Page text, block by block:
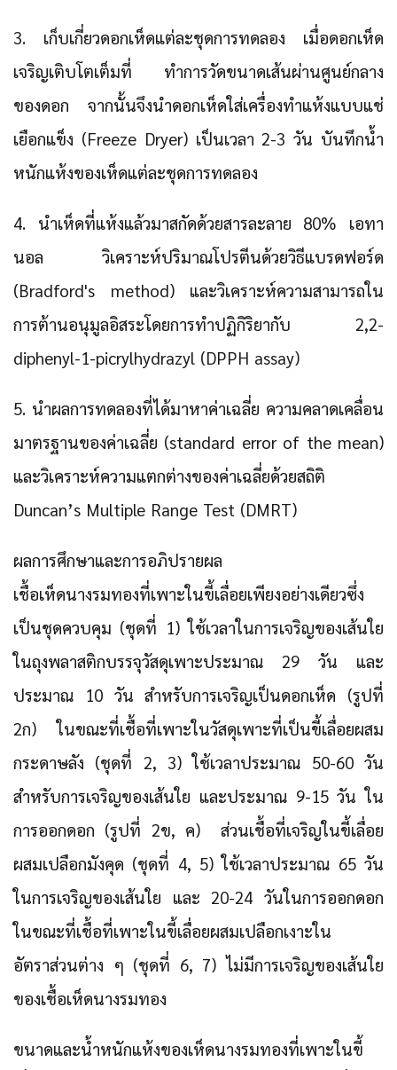
3. เก็บเกี่ยวดอกเห็ดแต่ละชุดการทดลอง เมื่อดอกเห็ด
เจริญเติบโตเต็มที่ ทำการวัดขนาดเส้นผ่านศูนย์กลาง
ของดอก จากนั้นจึงนำดอกเห็ดใส่เครื่องทำแห้งแบบแช่
เยือกแข็ง (Freeze Dryer) เป็นเวลา 2-3 วัน บันทึกน้ำ
หนักแห้งของเห็ดแต่ละชุดการทดลอง
4. นำเห็ดที่แห้งแล้วมาสกัดด้วยสารละลาย 80% เอทา
นอล วิเคราะห์ปริมาณโปรตีนด้วยวิธีแบรดฟอร์ด
(Bradford's method) และวิเคราะห์ความสามารถใน
การต้านอนุมูลอิสระโดยการทำปฏิกิริยากับ 2,2-
diphenyl-1-picrylhydrazyl (DPPH assay)
5. นำผลการทดลองที่ได้มาหาค่าเฉลี่ย ความคลาดเคลื่อน
มาตรฐานของค่าเฉลี่ย (standard error of the mean)
และวิเคราะห์ความแตกต่างของค่าเฉลี่ยด้วยสถิติ
Duncan’s Multiple Range Test (DMRT)
ผลการศึกษาและการอภิปรายผล
เชื้อเห็ดนางรมทองที่เพาะในขี้เลื่อยเพียงอย่างเดียวซึ่ง
เป็นชุดควบคุม (ชุดที่ 1) ใช้เวลาในการเจริญของเส้นใย
ในถุงพลาสติกบรรจุวัสดุเพาะประมาณ 29 วัน และ
ประมาณ 10 วัน สำหรับการเจริญเป็นดอกเห็ด (รูปที่
2ก) ในขณะที่เชื้อที่เพาะในวัสดุเพาะที่เป็นขี้เลื่อยผสม
กระดาษลัง (ชุดที่ 2, 3) ใช้เวลาประมาณ 50-60 วัน
สำหรับการเจริญของเส้นใย และประมาณ 9-15 วัน ใน
การออกดอก (รูปที่ 2ข, ค) ส่วนเชื้อที่เจริญในขี้เลื่อย
ผสมเปลือกมังคุด (ชุดที่ 4, 5) ใช้เวลาประมาณ 65 วัน
ในการเจริญของเส้นใย และ 20-24 วันในการออกดอก
ในขณะที่เชื้อที่เพาะในขี้เลื่อยผสมเปลือกเงาะใน
อัตราส่วนต่าง ๆ (ชุดที่ 6, 7) ไม่มีการเจริญของเส้นใย
ของเชื้อเห็ดนางรมทอง
ขนาดและน้ำหนักแห้งของเห็ดนางรมทองที่เพาะในขี้